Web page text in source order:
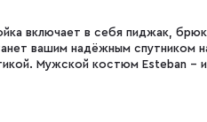
включает в себя пиджак,
вашим надёжным спутником
Мужской костюм Esteban -